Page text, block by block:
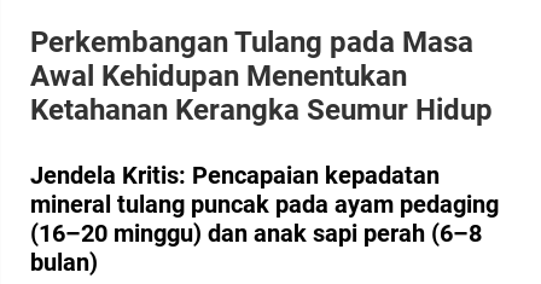
Perkembangan Tulang pada Masa
Awal Kehidupan Menentukan
Ketahanan Kerangka Seumur Hidup
Jendela Kritis: Pencapaian kepadatan
mineral tulang puncak pada ayam pedaging
(16–20 minggu) dan anak sapi perah (6–8
bulan)